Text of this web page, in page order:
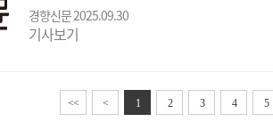
경향신문 2025.09.30
기사보기
<< < 1 2 3 4 5